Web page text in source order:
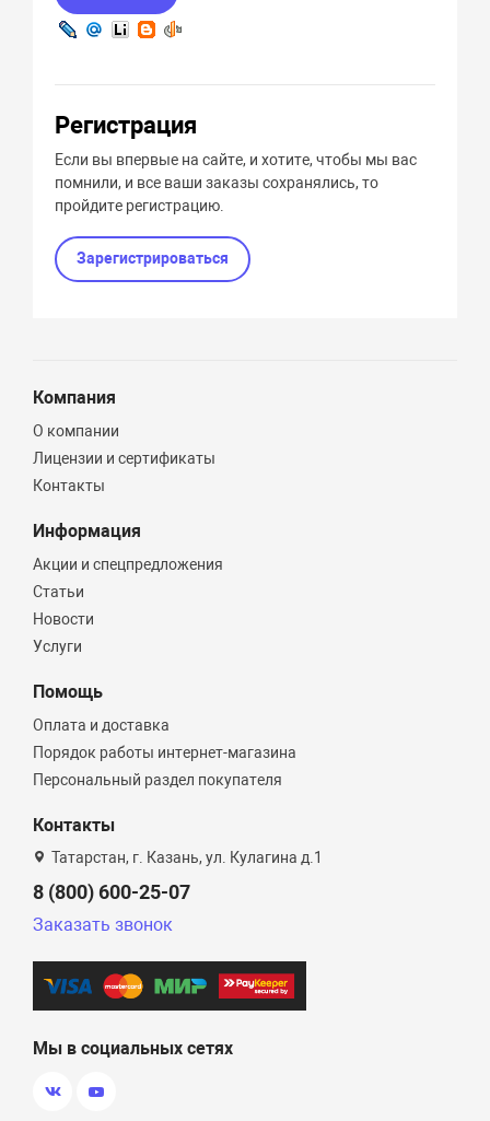
Регистрация
Если вы впервые на сайте, и хотите, чтобы мы вас
помнили, и все ваши заказы сохранялись, то
пройдите регистрацию.
Зарегистрироваться
Компания
О компании
Лицензии и сертификаты
Контакты
Информация
Акции и спецпредложения
Статьи
Новости
Услуги
Помощь
Оплата и доставка
Порядок работы интернет-магазина
Персональный раздел покупателя
Контакты
Татарстан, г. Казань, ул. Кулагина д.1
8 (800) 600-25-07
Заказать звонок
Мы в социальных сетях